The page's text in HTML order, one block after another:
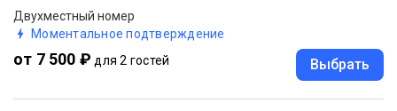
Двухместный номер
Моментальное подтверждение
от 7 500 ₽ для 2 гостей Выбрать